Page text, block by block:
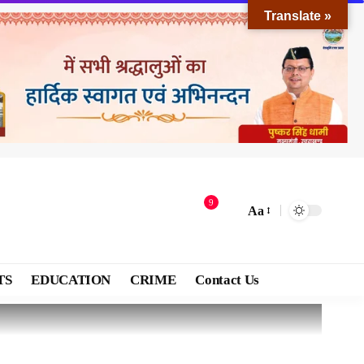
9
Aa
EDUCATION CRIME Contact Us
Translate »